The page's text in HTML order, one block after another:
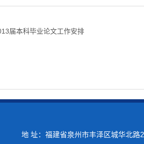
届本科毕业论文工作安排
地 址：福建省泉州市丰泽区城华北